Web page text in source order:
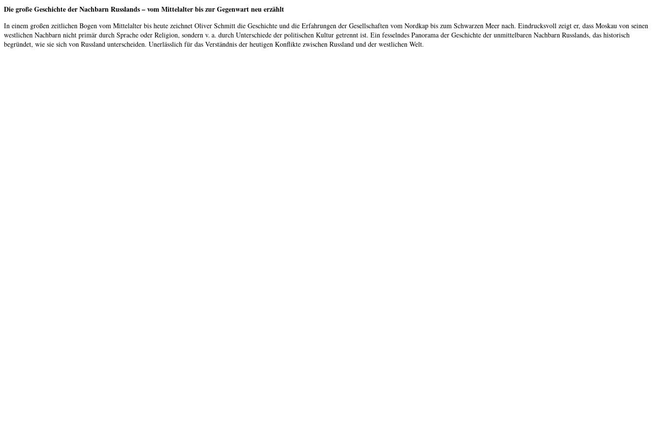
Die große Geschichte der Nachbarn Russlands – vom Mittelalter bis zur Gegenwart neu erzählt
In einem großen zeitlichen Bogen vom Mittelalter bis heute zeichnet Oliver Schmitt die Geschichte und die Erfahrungen der Gesellschaften vom Nordkap bis zum Schwarzen Meer nach. Eindrucksvoll zeigt er, dass Moskau von seinen
westlichen Nachbarn nicht primär durch Sprache oder Religion, sondern v. a. durch Unterschiede der politischen Kultur getrennt ist. Ein fesselndes Panorama der Geschichte der unmittelbaren Nachbarn Russlands, das historisch
begründet, wie sie sich von Russland unterscheiden. Unerlässlich für das Verständnis der heutigen Konflikte zwischen Russland und der westlichen Welt.